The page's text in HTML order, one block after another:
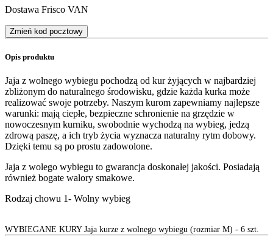
Dostawa Frisco VAN
Zmień kod pocztowy
Opis produktu
Jaja z wolnego wybiegu pochodzą od kur żyjących w najbardziej
zbliżonym do naturalnego środowisku, gdzie każda kurka może
realizować swoje potrzeby. Naszym kurom zapewniamy najlepsze
warunki: mają ciepłe, bezpieczne schronienie na grzędzie w
nowoczesnym kurniku, swobodnie wychodzą na wybieg, jedzą
zdrową paszę, a ich tryb życia wyznacza naturalny rytm dobowy.
Dzięki temu są po prostu zadowolone.
Jaja z wolego wybiegu to gwarancja doskonałej jakości. Posiadają
również bogate walory smakowe.
Rodzaj chowu 1- Wolny wybieg
WYBIEGANE KURY Jaja kurze z wolnego wybiegu (rozmiar M) - 6 szt.